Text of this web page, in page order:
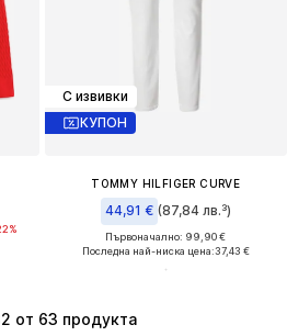
от 63 продукта
С извивки
КУПОН
TOMMY HILFIGER CURVE
44,91 € (87,84 лв.³)
Първоначално: 99,90 €
Последна най-ниска цена:37,43 €